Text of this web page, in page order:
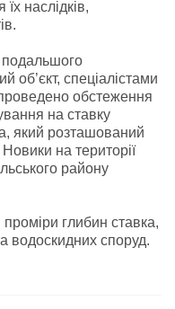
наслідків,
об’єкт, спеціалістами
обстеження
на ставку
який розташований
на території
району
проміри глибин ставка,
водоскидних споруд.